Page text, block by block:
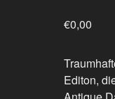
€0,00
Editon,